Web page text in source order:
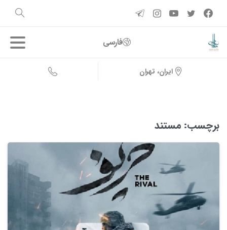
فارسی
ایران، تهران
برچسب: مستند